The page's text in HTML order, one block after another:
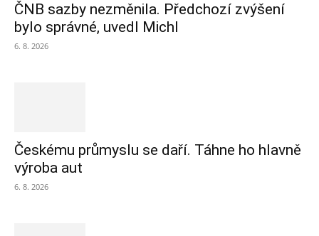
ČNB sazby nezměnila. Předchozí zvýšení
bylo správné, uvedl Michl
6. 8. 2026
Českému průmyslu se daří. Táhne ho hlavně
výroba aut
6. 8. 2026